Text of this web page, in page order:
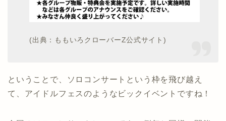
(出典：ももいろクローバーZ公式サイト)
ということで、ソロコンサートという枠を飛び越え
て、アイドルフェスのようなビックイベントですね！